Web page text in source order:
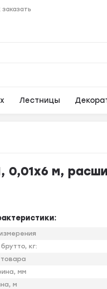
заказать
Лестницы
м,
кг:
товара
мм
м